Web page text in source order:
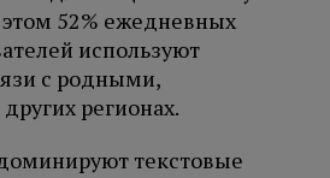
этом 52% ежедневных
используют
с родными,
регионах.
текстовые